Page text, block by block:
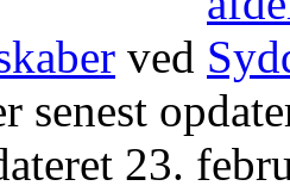
ved
senest
23.